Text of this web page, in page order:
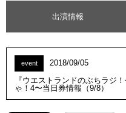
出演情報
event
2018/09/05
『ウエストランドのぶちラジ
ゃ！4〜当日券情報（9/8）